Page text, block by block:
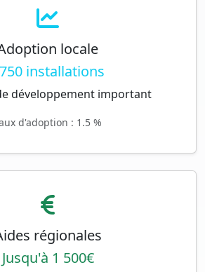
locale
installations
développement important
d'adoption : 1.5 %
régionales
Jusqu'à 1 500€